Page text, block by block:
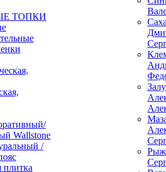
ТОПКИ
Wallstone
/
плитка